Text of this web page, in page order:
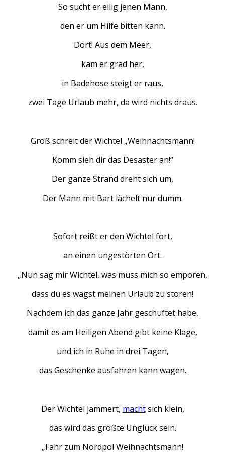
So sucht er eilig jenen Mann,
den er um Hilfe bitten kann.
Dort! Aus dem Meer,
kam er grad her,
in Badehose steigt er raus,
zwei Tage Urlaub mehr, da wird nichts draus.
Groß schreit der Wichtel „Weihnachtsmann!
Komm sieh dir das Desaster an!“
Der ganze Strand dreht sich um,
Der Mann mit Bart lächelt nur dumm.
Sofort reißt er den Wichtel fort,
an einen ungestörten Ort.
„Nun sag mir Wichtel, was muss mich so empören,
dass du es wagst meinen Urlaub zu stören!
Nachdem ich das ganze Jahr geschuftet habe,
damit es am Heiligen Abend gibt keine Klage,
und ich in Ruhe in drei Tagen,
das Geschenke ausfahren kann wagen.
Der Wichtel jammert, machtsich klein,
das wird das größte Unglück sein.
„Fahr zum Nordpol Weihnachtsmann!